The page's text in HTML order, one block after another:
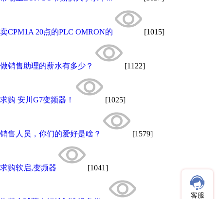
卖CPM1A 20点的PLC OMRON的 [1015]
做销售助理的薪水有多少？ [1122]
求购 安川G7变频器！ [1025]
销售人员，你们的爱好是啥？ [1579]
求购软启,变频器 [1041]
客服